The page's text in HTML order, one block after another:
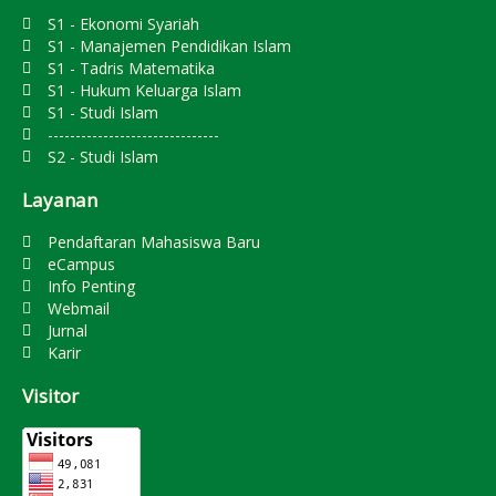
S1 - Ekonomi Syariah
S1 - Manajemen Pendidikan Islam
S1 - Tadris Matematika
S1 - Hukum Keluarga Islam
S1 - Studi Islam
-------------------------------
S2 - Studi Islam
Layanan
Pendaftaran Mahasiswa Baru
eCampus
Info Penting
Webmail
Jurnal
Karir
Visitor